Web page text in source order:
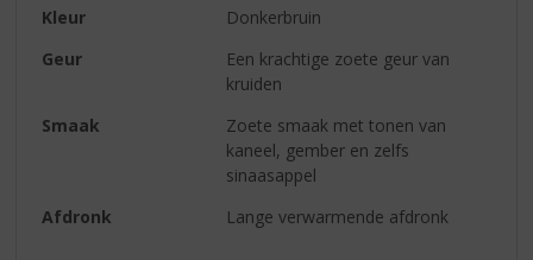
Kleur
Donkerbruin
Geur
Een krachtige zoete geur van
kruiden
Smaak
Zoete smaak met tonen van
kaneel, gember en zelfs
sinaasappel
Afdronk
Lange verwarmende afdronk